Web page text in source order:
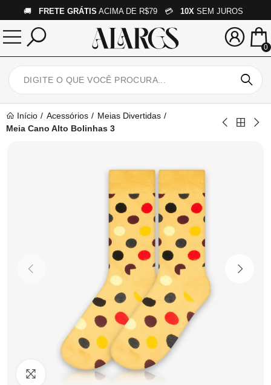
🚚 FRETE GRÁTIS ACIMA DE R$79 💳 10X SEM JUROS
0
Início Acessórios
Meias Divertidas
Meia Cano Alto Bolinhas 3
Clique para ampliar